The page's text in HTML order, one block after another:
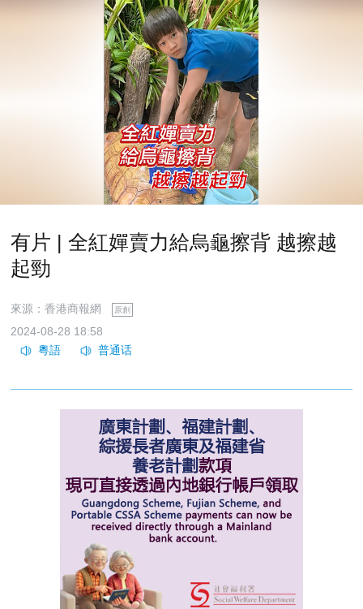
有片 | 全紅嬋賣力給烏龜擦背 越擦越
起勁
來源：香港商報網 原創
2024-08-28 18:58